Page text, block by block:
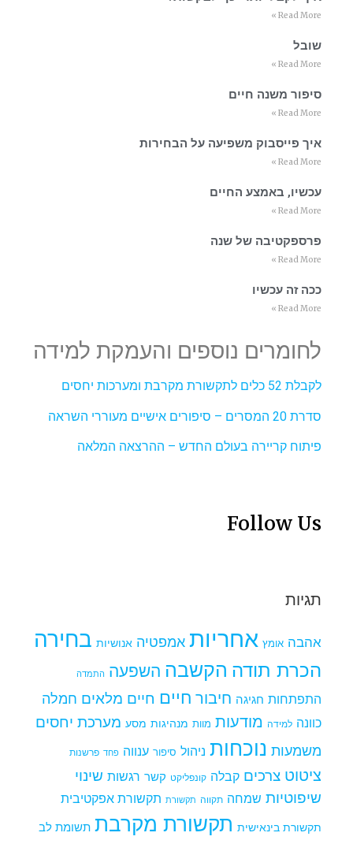
Read More »
שובל
Read More »
סיפור משנה חיים
Read More »
איך פייסבוק משפיעה על הבחירות
Read More »
עכשיו, באמצע החיים
Read More »
פרספקטיבה של שנה
Read More »
ככה זה עכשיו
Read More »
לחומרים נוספים והעמקת למידה
לקבלת 52 כלים לתקשורת מקרבת ומערכות יחסים
סדרת 20 המסרים – סיפורים אישיים מעוררי השראה
פיתוח קריירה בעולם החדש – ההרצאה המלאה
Follow Us
תגיות
אהבה אומץ אחריות אמפטיה אנושיות בחירה
הכרת תודה הקשבה השפעה התמדה
התפתחות חגיגה חיבור חיים חיים מלאים חמלה
כוונה למידה מודעות מוות מנהיגות מסע מערכת יחסים
משמעות נוכחות ניהול סיפור ענווה פחד פרשנות
ציטוט צרכים קבלה קונפליקט קשר רגשות שינוי
שיפוטיות שמחה תקווה תקשורת תקשורת אפקטיבית
תקשורת בינאישית תקשורת מקרבת תשומת לב